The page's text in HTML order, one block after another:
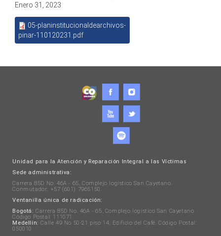
Enero 31, 2023
05-planinstitucionaldearchivos-
pinar-110120231.pdf
Unidad para la Atención y Reparación Integral a las Víctimas
Sede administrativa:
Carrera 85D No. 46A - 65, Complejo logístico San Cayetano.
Conmutador: +57 (601) 7965150.
Ventanilla única de radicación:
Bogotá: Carrera 85D No. 46A - 65, Complejo logístico San Cayetano.
Código Postal: 111071.
Medellín: Calle 49 No 50-21 piso 14, Edificio del Café. Código Postal:
050010.